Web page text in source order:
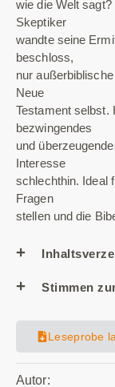
wie die Welt
Skeptiker
wandte seine
beschloss,
nur
Neue
Testament selbst.
bezwingendes
und
Interesse
schlechthin. Ideal
Fragen
stellen und die
Stimmen
Leseprobe
Autor: